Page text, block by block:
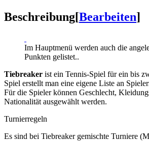
Beschreibung[Bearbeiten]
Im Hauptmenü werden auch die
Punkten gelistet..
Tiebreaker ist ein Tennis-Spiel für ein bis
Spiel erstellt man eine eigene Liste an
Für die Spieler können Geschlecht,
Nationalität ausgewählt werden.
Turnierregeln
Es sind bei Tiebreaker gemischte Turniere